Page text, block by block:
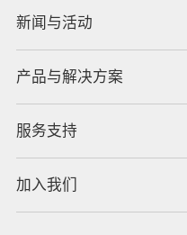
新闻与活动
产品与解决方案
服务支持
加入我们